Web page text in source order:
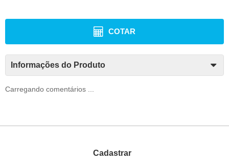
COTAR
Informações do Produto
Carregando comentários ...
Cadastrar